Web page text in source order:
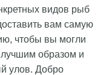
видов рыб
вам самую
чтобы вы могли
образом и
улов. Добро